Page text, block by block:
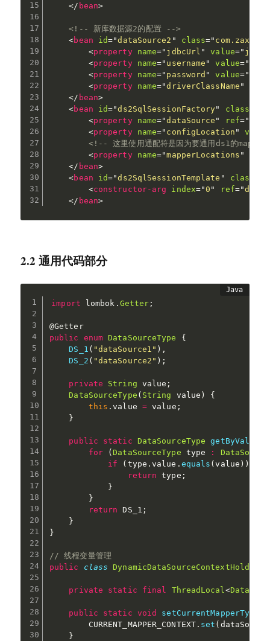
</ bean>
<!-- 新库数据源2的配置 -->
<bean id="dataSource2 " class="
<property name=" jdbcUrl " value="
<property name=" username " value="
<property name=" password " value="
<property name="driverClassName "
</ bean>
<bean id="ds2SqlSessionFactory" class
<property name="dataSource " ref="
<property name=" configLocation " value
<!-- 这里使用通配符是因为要通用ds1的
<property name="mapperLocations "
</ bean>
<bean id="ds2SqlSessionTemplate " class
<constructor-arg index="0 " ref="
</ bean>
2.2 通用代码部分
import lombok . Getter ;
@Getter
public
enum DataSourceType
{
DS_1 ( "dataSource1" ) ,
DS_2 ( "dataSource2" ) ;
private String value ;
DataSourceType ( String value )
{
this .value = value ;
}
public static DataSourceType getByValue
for
(DataSourceType type :
if
( type .value . equals (value ) )
return type ;
}
}
return DS_1 ;
}
}
// 线程变量管理
public
class DynamicDataSourceContextHolder
private static final ThreadLocal <
public static void setCurrentMapperType
        CURRENT_MAPPER_CONTEXT
. set (
}